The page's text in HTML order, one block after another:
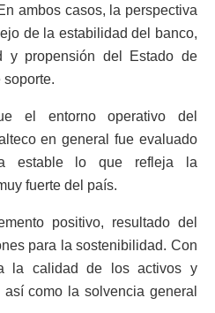
ambos casos, la perspectiva
de la estabilidad del banco,
y propensión del Estado de
soporte.
el entorno operativo del
en general fue evaluado
estable lo que refleja la
fuerte del país.
positivo, resultado del
para la sostenibilidad. Con
la calidad de los activos y
como la solvencia general